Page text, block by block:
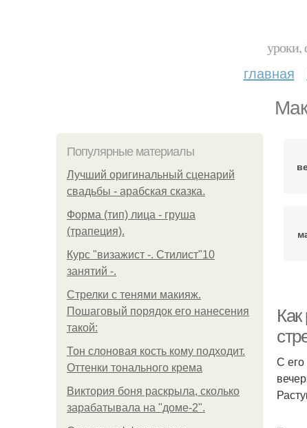
уроки,
главная
Популярные материалы
Лучший оригинальный сценарий
свадьбы - арабская сказка.
Форма (тип) лица - груша
(трапеция).
Курс "визажист -. Стилист"10
занятий -.
Стрелки с тенями макияж.
Пошаговый порядок его нанесения
такой:
Тон слоновая кость кому подходит.
Оттенки тонального крема
Виктория боня раскрыла, сколько
зарабатывала на "доме-2".
С